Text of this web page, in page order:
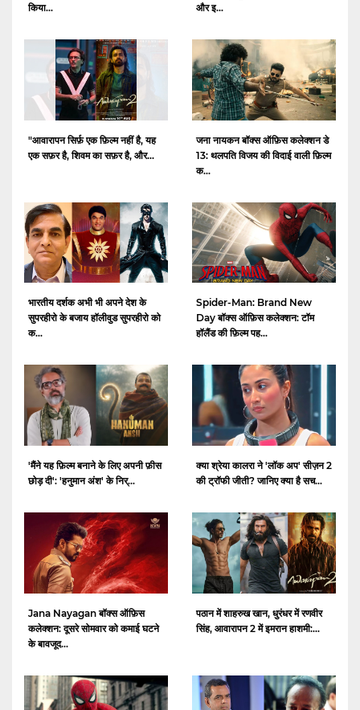
किया...
और इ...
"आवारापन सिर्फ़ एक फ़िल्म नहीं है, यह
एक सफ़र है, शिवम का सफ़र है, और...
जना नायकन बॉक्स ऑफ़िस कलेक्शन डे
13: थलपति विजय की विदाई वाली फ़िल्म
क...
भारतीय दर्शक अभी भी अपने देश के
सुपरहीरो के बजाय हॉलीवुड सुपरहीरो को
क...
Spider-Man: Brand New
Day बॉक्स ऑफ़िस कलेक्शन: टॉम
हॉलैंड की फ़िल्म पह...
'मैंने यह फ़िल्म बनाने के लिए अपनी फ़ीस
छोड़ दी': 'हनुमान अंश' के निर्...
क्या श्रेया कालरा ने 'लॉक अप' सीज़न 2
की ट्रॉफी जीती? जानिए क्या है सच...
Jana Nayagan बॉक्स ऑफ़िस
कलेक्शन: दूसरे सोमवार को कमाई घटने
के बावजूद...
पठान में शाहरुख खान, धुरंधर में रणवीर
सिंह, आवारापन 2 में इमरान हाशमी:...